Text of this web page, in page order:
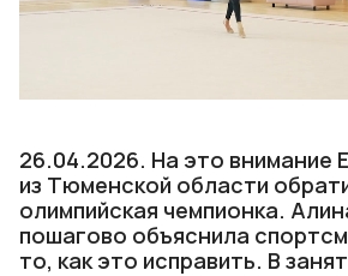
26.04.2026. На это внимание
из Тюменской области
олимпийская чемпионка.
пошагово объяснила
то, как это исправить. В